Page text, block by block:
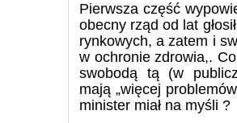
Pierwsza część
obecny rząd od lat
rynkowych, a zatem i
w ochronie zdrowia,.
swobodą tą (w
mają „więcej
minister miał na myśli ?